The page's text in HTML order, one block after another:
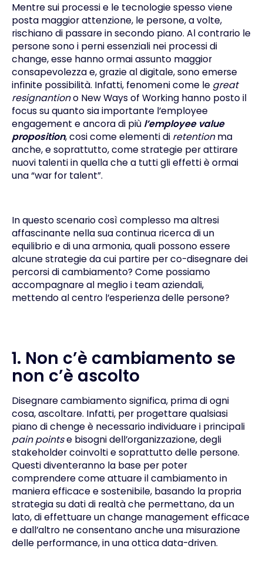
Mentre sui processi e le tecnologie spesso viene
posta maggior attenzione, le persone, a volte,
rischiano di passare in secondo piano. Al contrario le
persone sono i perni essenziali nei processi di
change, esse hanno ormai assunto maggior
consapevolezza e, grazie al digitale, sono emerse
infinite possibilità. Infatti, fenomeni come le great
resignantionoNew Ways of Workinghanno posto il
focus su quanto sia importantel’employee
engagement e ancora di più l’employee value
proposition, cosi come elementi di retentionma
anche, e soprattutto, come strategie per attirare
nuovi talenti in quella che a tutti gli effetti è ormai
una “war for talent”.
In questo scenario così complesso ma altresi
affascinante nella sua continua ricerca di un
equilibrio e di una armonia, quali possono essere
alcune strategie da cui partire per co-disegnare dei
percorsi di cambiamento? Come possiamo
accompagnare al meglio i team aziendali,
mettendo al centro l’esperienza delle persone?
1. Non c’è cambiamento se
non c’è ascolto
Disegnare cambiamento significa, prima di ogni
cosa, ascoltare. Infatti, per progettare qualsiasi
piano di chenge è necessario individuare i principali
pain pointse bisogni dell’organizzazione, degli
stakeholder coinvolti e soprattutto delle persone.
Questi diventeranno la base per poter
comprendere come attuare il cambiamento in
maniera efficace e sostenibile, basando la propria
strategia su dati di realtà che permettano, da un
lato, di effettuare un change management efficace
e dall’altro ne consentano anche una misurazione
delle performance, in una ottica data-driven.